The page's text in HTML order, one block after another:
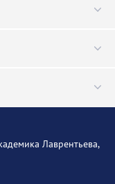
Лаврентьева,